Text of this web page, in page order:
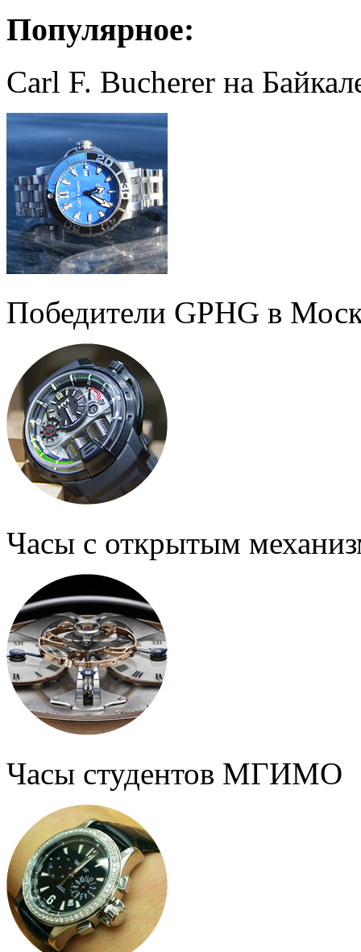
Популярное:
Carl F. Bucherer на
Победители GPHG в
Часы с открытым
Часы студентов МГИМО